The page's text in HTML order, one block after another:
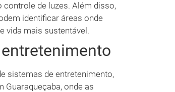
controle de luzes. Além disso,
identificar áreas onde
vida mais sustentável.
sistemas de entretenimento,
onde as